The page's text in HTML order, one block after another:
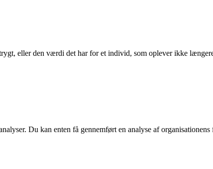
eller den værdi det har for et individ, som oplever ikke
Du kan enten få gennemført en analyse af